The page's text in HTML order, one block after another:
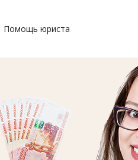
Помощь юриста